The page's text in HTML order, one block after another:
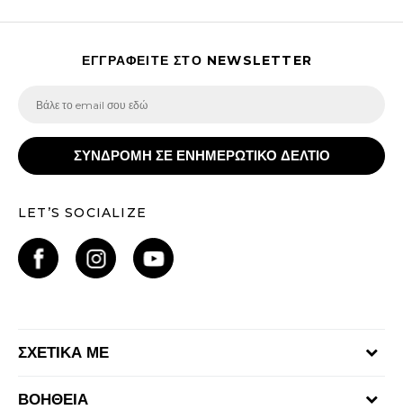
ΕΓΓΡΑΦΕΙΤΕ ΣΤΟ NEWSLETTER
ΣΥΝΔΡΟΜΗ ΣΕ ΕΝΗΜΕΡΩΤΙΚΟ ΔΕΛΤΙΟ
LET’S SOCIALIZE
ΣΧΕΤΙΚΑ ΜΕ
ΒΟΗΘΕΙΑ